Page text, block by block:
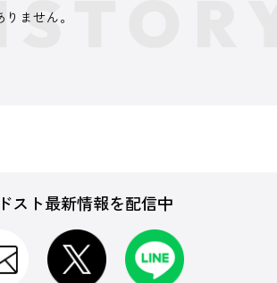
ません。
スト最新情報を配信中